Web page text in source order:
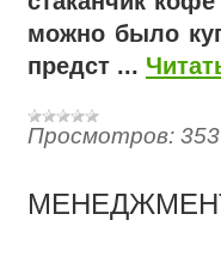
можно было
предст ...
Просмотров: 353